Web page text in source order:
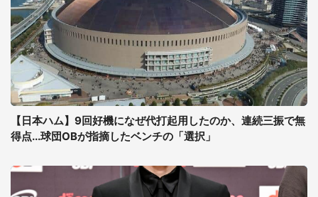
【日本ハム】9回好機になぜ代打起用したのか、連続三振で無
得点...球団OBが指摘したベンチの「選択」